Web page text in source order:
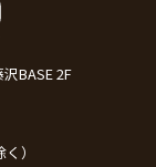
BASE 2F
く）